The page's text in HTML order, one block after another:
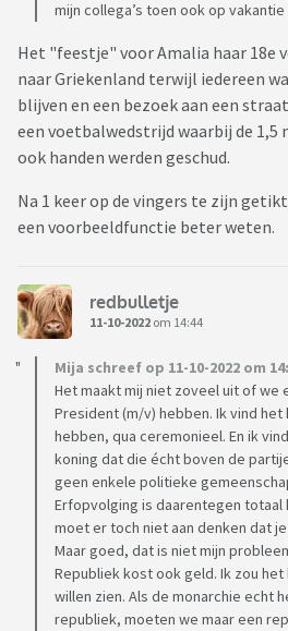
mijn collega’s toen ook op vakantie
Het "feestje" voor Amalia haar 18e
naar Griekenland terwijl iedereen
blijven en een bezoek aan een
een voetbalwedstrijd waarbij de
ook handen werden geschud.
Na 1 keer op de vingers te zijn
een voorbeeldfunctie beter weten.
redbulletje
11-10-2022 om 14:44
Mija schreef op 11-10-2022 om
Het maakt mij niet zoveel uit of we
President (m/v) hebben. Ik vind
hebben, qua ceremonieel. En ik
koning dat die écht boven de
geen enkele politieke
Erfopvolging is daarentegen totaal
moet er toch niet aan denken dat
Maar goed, dat is niet mijn
Republiek kost ook geld. Ik zou
willen zien. Als de monarchie echt
republiek, moeten we maar een